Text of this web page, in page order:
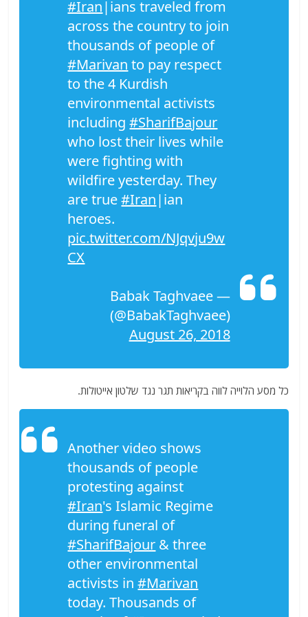
#Iran|ians traveled from
across the country to join
thousands of people of
#Marivan to pay respect
to the 4 Kurdish
environmental activists
including#SharifBajour
who lost their lives while
were fighting with
wildfire yesterday. They
are true#Iran|ian
heroes.
pic.twitter.com/NJqvju9w
CX
— Babak Taghvaee
(@BabakTaghvaee)
August 26, 2018
כל מסע הלוייה לווה בקריאות תגר נגד שלטון אייטולות.
Another video shows
thousands of people
protesting against
#Iran's Islamic Regime
during funeral of
#SharifBajour & three
other environmental
activists in#Marivan
today. Thousands of